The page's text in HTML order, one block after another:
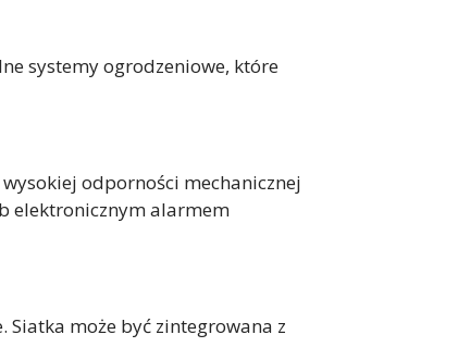
systemy ogrodzeniowe, które
odporności mechanicznej
elektronicznym alarmem
Siatka może być zintegrowana z